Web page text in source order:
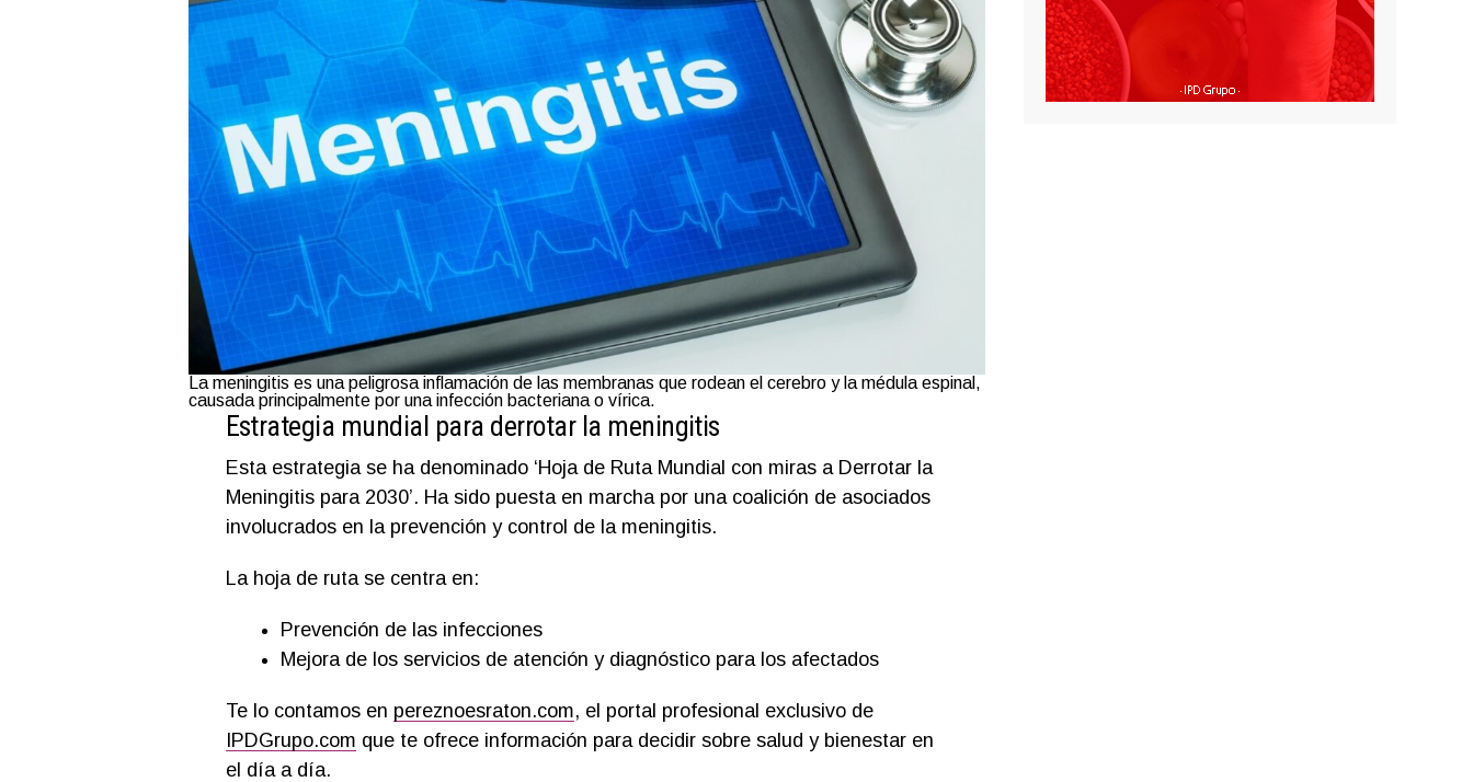
La meningitis es una peligrosa inflamación de las membranas que rodean el cerebro y la médula espinal,
causada principalmente por una infección bacteriana o vírica.
Estrategia mundial para derrotar la meningitis
Esta estrategia se ha denominado ‘Hoja de Ruta Mundial con miras a Derrotar la
Meningitis para 2030’. Ha sido puesta en marcha por una coalición de asociados
involucrados en la prevención y control de la meningitis.
La hoja de ruta se centra en:
Prevención de las infecciones
Mejora de los servicios de atención y diagnóstico para los afectados
Te lo contamos en pereznoesraton.com, el portal profesional exclusivo de
IPDGrupo.com que te ofrece información para decidir sobre salud y bienestar en
el día a día.